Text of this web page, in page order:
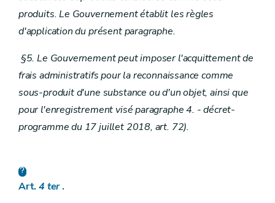
produits. Le Gouvernement établit les règles
d'application du présent paragraphe.
§5. Le Gouvernement peut imposer l'acquittement de
frais administratifs pour la reconnaissance comme
sous-produit d'une substance ou d'un objet, ainsi que
pour l'enregistrement visé paragraphe 4. - décret-
programme du 17 juillet 2018, art. 72).
Art.4 ter .